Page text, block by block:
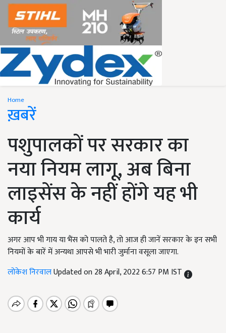
Home
ख़बरें
पशुपालकों पर सरकार का
नया नियम लागू, अब बिना
लाइसेंस के नहीं होंगे यह भी
कार्य
अगर आप भी गाय या भैंस को पालते है, तो आज ही जानें सरकार के इन सभी
नियमों के बारें में अन्यथा आपसे भी भारी जुर्माना वसूला जाएगा.
लोकेश निरवालUpdated on 28 April, 2022 6:57 PM IST